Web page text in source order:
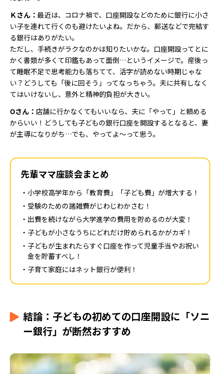
Ｋさん： 最近は、コロナ禍で、口座開設などのために銀行に小さ
い子を連れて行くのも避けたいよね。だから、郵送などで完結す
る銀行はありがたい。
ただし、手続きがラクなのかは知りたいかな。口座開設ってとに
かく書類が多くて印鑑もあって面倒…というイメージで。産後っ
て睡眠不足で思考能力も落ちてて、活字が読めない時期じゃな
い？どうしても「後に回そう」ってなっちゃう。夫に共有しなく
てはいけないし、意外と精神的負担が大きい。
Oさん： 店舗に行かなくてもいいなら、夫に「やって」と頼める
からいい！どうしても子どもの銀行口座を開設するとなると、妻
が主導になりがち…でも、やってよ～って思う。
先輩ママ座談会まとめ
小学校高学年から「教育費」「子ども費」が増大する！
受験のための諸雑費がじわじわかさむ！
出費を続けながら大学進学の費用を貯めるのが大変！
子どもが小さなうちにどれだけ貯められるかがカギ！
子どもが生まれたらすぐ口座を作って児童手当やお祝い
金を貯蓄すべし！
子育て家庭にはネット銀行が便利！
結論：子どもの初めての口座開設に「ソニ
ー銀行」が断然おすすめ